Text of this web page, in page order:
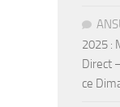
2025 :
Direct
ce